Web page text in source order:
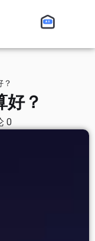
？
好？
0